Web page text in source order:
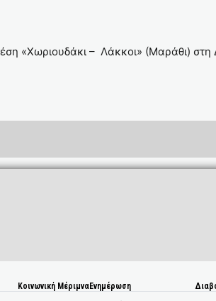
«Χωριουδάκι – Λάκκοι» (Μαράθι)
Κοινωνική ΜέριμναΕνημέρωση